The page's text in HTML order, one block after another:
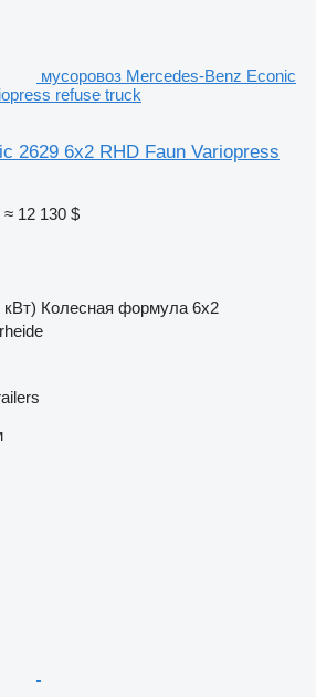
мусоровоз Mercedes-Benz Econic
refuse truck
2629 6x2 RHD Faun Variopress
≈ 12 130 $
кВт) Колесная формула 6x2